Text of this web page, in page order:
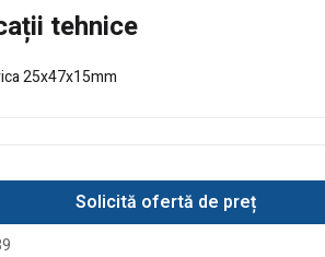
tehnice
25x47x15mm
Solicită ofertă de preț